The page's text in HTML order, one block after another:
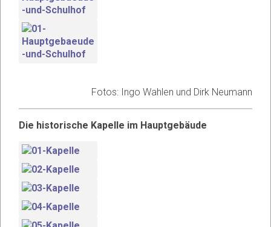
Fotos: Ingo Wahlen und Dirk Neumann
Die historische Kapelle im Hauptgebäude